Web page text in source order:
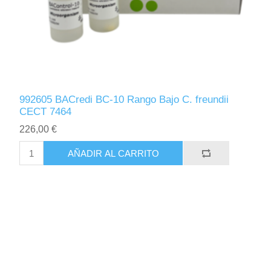
992605 BACredi BC-10 Rango Bajo C. freundii
CECT 7464
226,00 €
AÑADIR AL CARRITO